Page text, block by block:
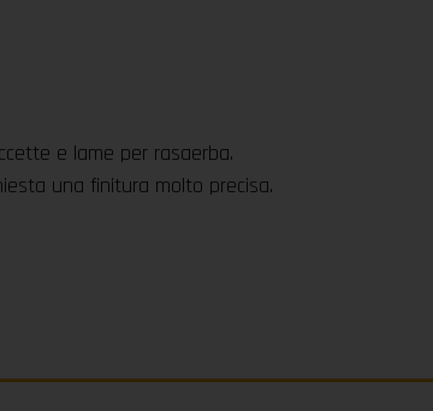
e lame per rasaerba.
una finitura molto precisa.